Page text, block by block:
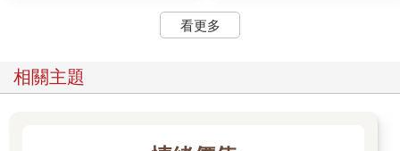
著手面對時間，希望不要被它給拋下，恆心才是一種真正的心
因為妳曾經遇過幾個人，他們都對妳很好，手上永遠是鮮花和禮
物，只是一遇到困難就放手；他們也都很愛妳，開口閉嘴都是甜
到，原來堅持比重新開始還要來得困難，因為站在去努力面前的
看更多
相關主題